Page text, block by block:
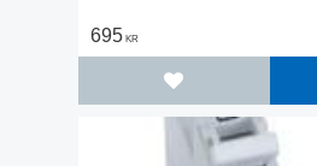
695KR
Lägg till i favoriter